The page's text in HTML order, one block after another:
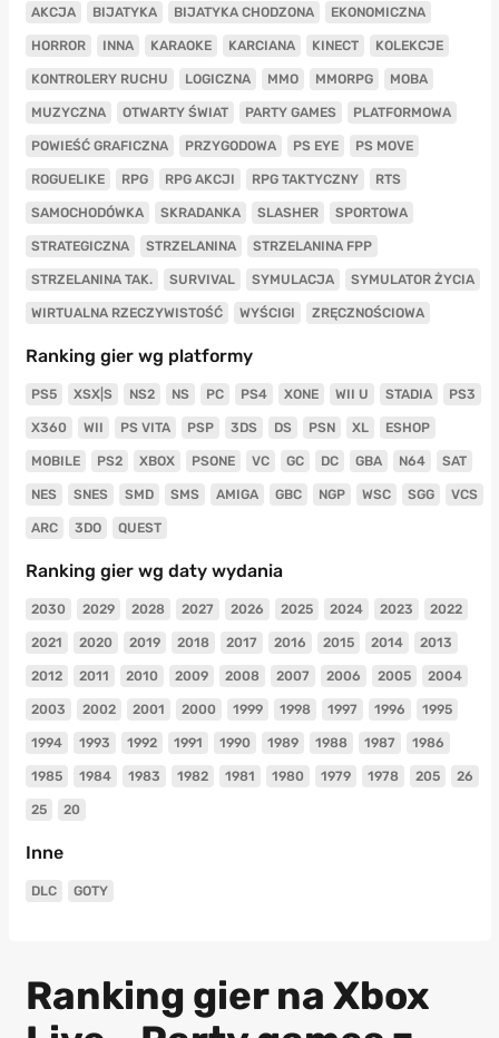
AKCJA BIJATYKA BIJATYKA CHODZONA EKONOMICZNA
HORROR INNA KARAOKE KARCIANA KINECT KOLEKCJE
KONTROLERY RUCHU LOGICZNA MMO MMORPG MOBA
MUZYCZNA OTWARTY ŚWIAT PARTY GAMES PLATFORMOWA
POWIEŚĆ GRAFICZNA PRZYGODOWA PS EYE PS MOVE
ROGUELIKE RPG RPG AKCJI RPG TAKTYCZNY RTS
SAMOCHODÓWKA SKRADANKA SLASHER SPORTOWA
STRATEGICZNA STRZELANINA STRZELANINA FPP
STRZELANINA TAK. SURVIVAL SYMULACJA SYMULATOR ŻYCIA
WIRTUALNA RZECZYWISTOŚĆ WYŚCIGI ZRĘCZNOŚCIOWA
Ranking gier wg platformy
PS5 XSX|S NS2 NS PC PS4 XONE WII U STADIA PS3
X360 WII PS VITA PSP 3DS DS PSN XL ESHOP
MOBILE PS2 XBOX PSONE VC GC DC GBA N64 SAT
NES SNES SMD SMS AMIGA GBC NGP WSC SGG VCS
ARC 3DO QUEST
Ranking gier wg daty wydania
2030 2029 2028 2027 2026 2025 2024 2023 2022
2021 2020 2019 2018 2017 2016 2015 2014 2013
2012 2011 2010 2009 2008 2007 2006 2005 2004
2003 2002 2001 2000 1999 1998 1997 1996 1995
1994 1993 1992 1991 1990 1989 1988 1987 1986
1985 1984 1983 1982 1981 1980 1979 1978 205 26
25 20
Inne
DLC GOTY
Ranking gier na Xbox